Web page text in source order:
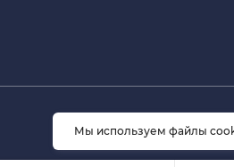
Мы используем файлы